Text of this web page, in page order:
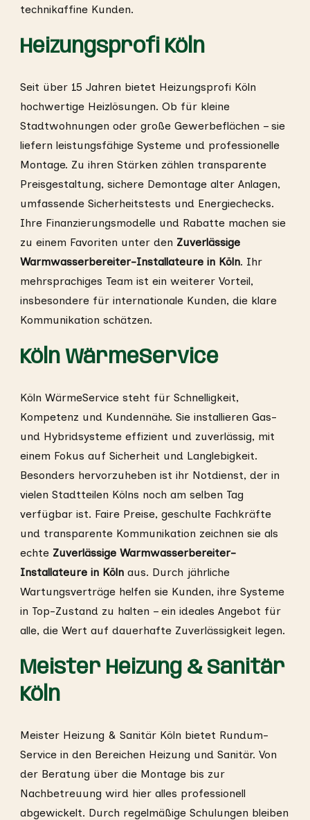
technikaffine Kunden.
Heizungsprofi Köln
Seit über 15 Jahren bietet Heizungsprofi Köln
hochwertige Heizlösungen. Ob für kleine
Stadtwohnungen oder große Gewerbeflächen – sie
liefern leistungsfähige Systeme und professionelle
Montage. Zu ihren Stärken zählen transparente
Preisgestaltung, sichere Demontage alter Anlagen,
umfassende Sicherheitstests und Energiechecks.
Ihre Finanzierungsmodelle und Rabatte machen sie
zu einem Favoriten unter den Zuverlässige
Warmwasserbereiter-Installateure in Köln. Ihr
mehrsprachiges Team ist ein weiterer Vorteil,
insbesondere für internationale Kunden, die klare
Kommunikation schätzen.
Köln WärmeService
Köln WärmeService steht für Schnelligkeit,
Kompetenz und Kundennähe. Sie installieren Gas-
und Hybridsysteme effizient und zuverlässig, mit
einem Fokus auf Sicherheit und Langlebigkeit.
Besonders hervorzuheben ist ihr Notdienst, der in
vielen Stadtteilen Kölns noch am selben Tag
verfügbar ist. Faire Preise, geschulte Fachkräfte
und transparente Kommunikation zeichnen sie als
echte Zuverlässige Warmwasserbereiter-
Installateure in Köln aus. Durch jährliche
Wartungsverträge helfen sie Kunden, ihre Systeme
in Top-Zustand zu halten – ein ideales Angebot für
alle, die Wert auf dauerhafte Zuverlässigkeit legen.
Meister Heizung & Sanitär
Köln
Meister Heizung & Sanitär Köln bietet Rundum-
Service in den Bereichen Heizung und Sanitär. Von
der Beratung über die Montage bis zur
Nachbetreuung wird hier alles professionell
abgewickelt. Durch regelmäßige Schulungen bleiben